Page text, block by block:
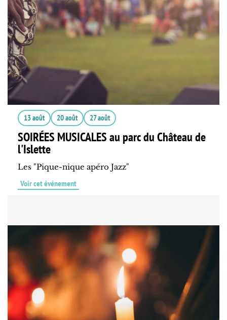
13 août 20 août 27 août
SOIRÉES MUSICALES au parc du Château de
l'Islette
Les "Pique-nique apéro Jazz"
Voir cet événement